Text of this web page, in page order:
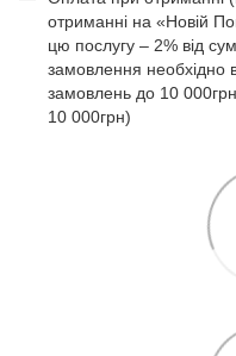
отриманні на «Новій
цю послугу – 2% від
замовлення необхідно
замовлень до 10
10 000грн)